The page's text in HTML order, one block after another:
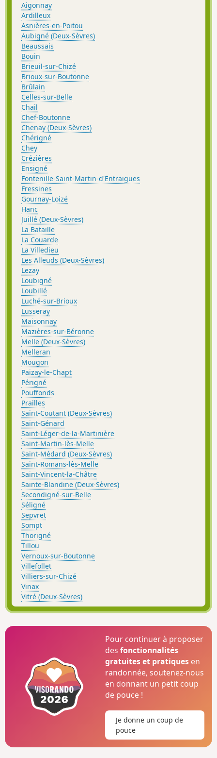
Aigonnay
Ardilleux
Asnières-en-Poitou
Aubigné (Deux-Sèvres)
Beaussais
Bouin
Brieuil-sur-Chizé
Brioux-sur-Boutonne
Brûlain
Celles-sur-Belle
Chail
Chef-Boutonne
Chenay (Deux-Sèvres)
Chérigné
Chey
Crézières
Ensigné
Fontenille-Saint-Martin-d'Entraigues
Fressines
Gournay-Loizé
Hanc
Juillé (Deux-Sèvres)
La Bataille
La Couarde
La Villedieu
Les Alleuds (Deux-Sèvres)
Lezay
Loubigné
Loubillé
Luché-sur-Brioux
Lusseray
Maisonnay
Mazières-sur-Béronne
Melle (Deux-Sèvres)
Melleran
Mougon
Paizay-le-Chapt
Périgné
Pouffonds
Prailles
Saint-Coutant (Deux-Sèvres)
Saint-Génard
Saint-Léger-de-la-Martinière
Saint-Martin-lès-Melle
Saint-Médard (Deux-Sèvres)
Saint-Romans-lès-Melle
Saint-Vincent-la-Châtre
Sainte-Blandine (Deux-Sèvres)
Secondigné-sur-Belle
Séligné
Sepvret
Sompt
Thorigné
Tillou
Vernoux-sur-Boutonne
Villefollet
Villiers-sur-Chizé
Vinax
Vitré (Deux-Sèvres)
Pour continuer à proposer
desfonctionnalités
gratuites et pratiques en
randonnée, soutenez-nous
en donnant un petit coup
de pouce !
Je donne un coup de
pouce